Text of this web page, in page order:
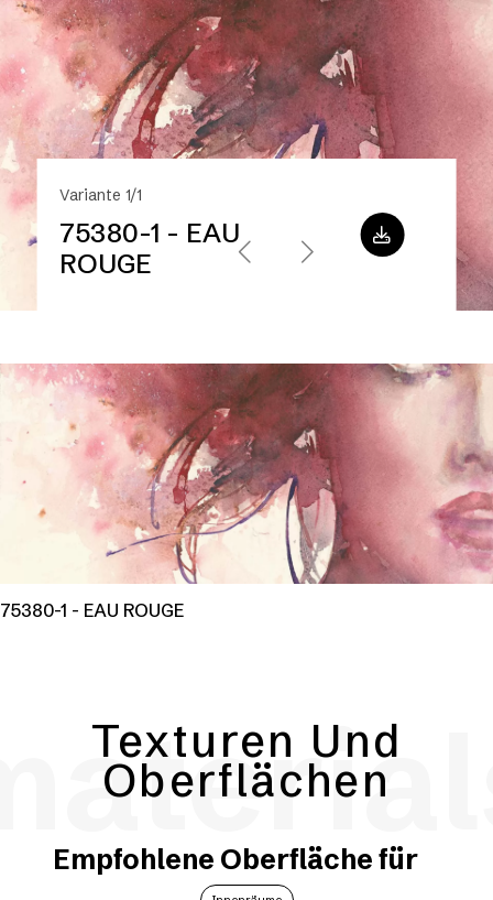
Variante 1/1
75380-1 - EAU
ROUGE
75380-1 - EAU ROUGE
Texturen Und
Oberflächen
Empfohlene Oberfläche für